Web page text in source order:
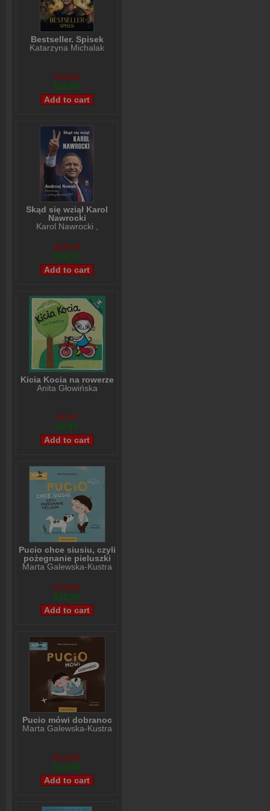
Bestseller. Spisek
Katarzyna Michalak
$29,92
$22,94
Skąd się wziął Karol
Nawrocki
Karol Nawrocki
$49,48
$39,37
Kicia Kocia na rowerze
Anita Głowińska
$7,97
$6,97
Pucio chce siusiu, czyli
pożegnanie pieluszki
Marta Galewska-Kustra
$15,95
$12,96
Pucio mówi dobranoc
Marta Galewska-Kustra
$15,95
$12,96